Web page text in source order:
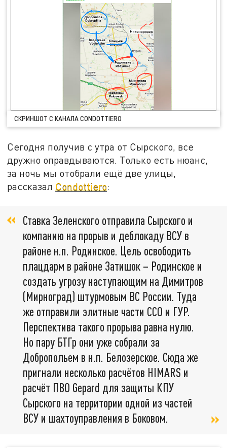
СКРИНШОТ С КАНАЛА CONDOTTIERO
Сегодня получив с утра от Сырского, все
дружно оправдываются. Только есть нюанс,
за ночь мы отобрали ещё две улицы,
рассказал Condottiero:
Ставка Зеленского отправила Сырского и
компанию на прорыв и деблокаду ВСУ в
районе н.п. Родинское. Цель освободить
плацдарм в районе Затишок – Родинское и
создать угрозу наступающим на Димитров
(Мирноград) штурмовым ВС России. Туда
же отправили элитные части ССО и ГУР.
Перспектива такого прорыва равна нулю.
Но пару БТГр они уже собрали за
Добропольем в н.п. Белозерское. Сюда же
пригнали несколько расчётов HIMARS и
расчёт ПВО Gepard для защиты КПУ
Сырского на территории одной из частей
ВСУ и шахтоуправления в Боковом.